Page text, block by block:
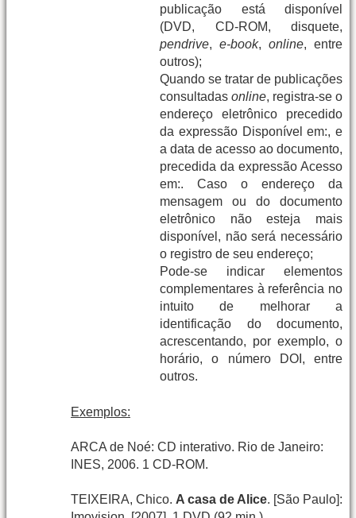
publicação está disponível
(DVD, CD-ROM, disquete,
pendrive, e-book, online, entre
outros);
Quando se tratar de publicações
consultadas online, registra-se o
endereço eletrônico precedido
da expressão Disponível em:, e
a data de acesso ao documento,
precedida da expressão Acesso
em:. Caso o endereço da
mensagem ou do documento
eletrônico não esteja mais
disponível, não será necessário
o registro de seu endereço;
Pode-se indicar elementos
complementares à referência no
intuito de melhorar a
identificação do documento,
acrescentando, por exemplo, o
horário, o número DOI, entre
outros.
Exemplos:
ARCA de Noé: CD interativo. Rio de Janeiro:
INES, 2006. 1 CD-ROM.
TEIXEIRA, Chico. A casa de Alice. [São Paulo]: